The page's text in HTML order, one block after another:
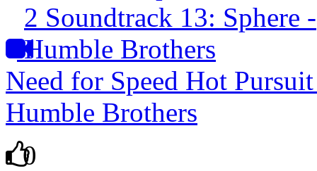
Need for Speed Hot
Humble Brothers
0